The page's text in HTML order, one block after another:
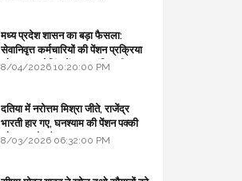
मध्य प्रदेश शासन का बड़ा फैसला:
सेवानिवृत्त कर्मचारियों की पेंशन प्रक्रिया
और बजट कोडिंग में हुए क्रांतिकारी
8/04/2026 10:20:00 PM
दतिया में नरोत्तम मिश्रा जीते, राजेंद्र
भारती हार गए, घनश्याम की पेंशन पक्की
और आशुतोष बैक टू...
8/03/2026 06:32:00 PM